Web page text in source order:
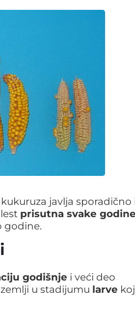
javlja sporadično
prisutna svake godine
godine.
godišnje i veći deo
u stadijumu larve